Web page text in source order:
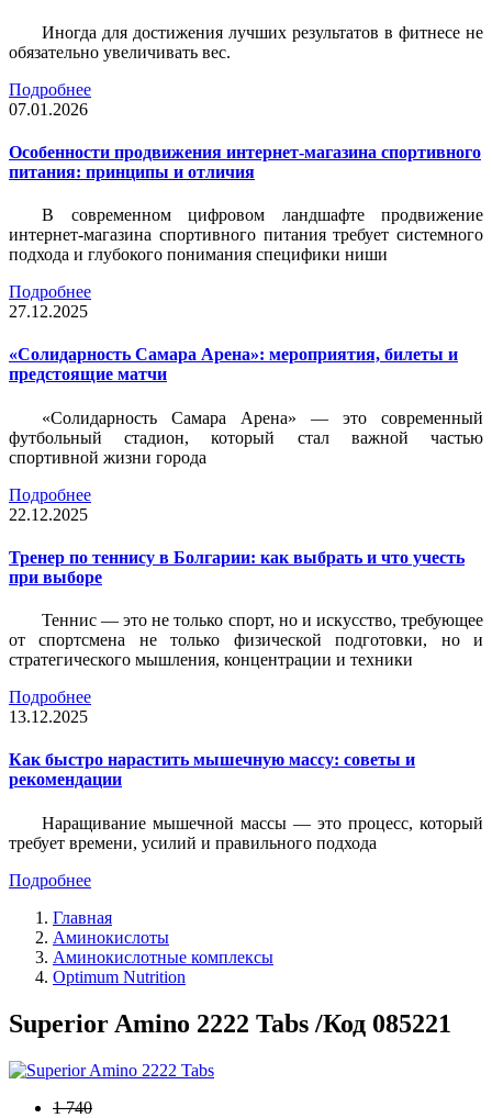
Иногда для достижения лучших результатов в фитнесе не
обязательно увеличивать вес.
Подробнее
07.01.2026
Особенности продвижения интернет-магазина спортивного
питания: принципы и отличия
В современном цифровом ландшафте продвижение
интернет-магазина спортивного питания требует системного
подхода и глубокого понимания специфики ниши
Подробнее
27.12.2025
«Солидарность Самара Арена»: мероприятия, билеты и
предстоящие матчи
«Солидарность Самара Арена» — это современный
футбольный стадион, который стал важной частью
спортивной жизни города
Подробнее
22.12.2025
Тренер по теннису в Болгарии: как выбрать и что учесть
при выборе
Теннис — это не только спорт, но и искусство, требующее
от спортсмена не только физической подготовки, но и
стратегического мышления, концентрации и техники
Подробнее
13.12.2025
Как быстро нарастить мышечную массу: советы и
рекомендации
Наращивание мышечной массы — это процесс, который
требует времени, усилий и правильного подхода
Подробнее
Главная
Аминокислоты
Аминокислотные комплексы
Optimum Nutrition
Superior Amino 2222 Tabs /Код 085221
1 740